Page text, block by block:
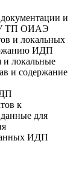
и
ТП ОИАЭ
и локальных
ИДП
и локальные
и содержание
к
для
ИДП